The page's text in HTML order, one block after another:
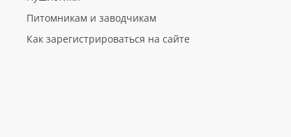
Питомникам и заводчикам
Как зарегистрироваться на сайте